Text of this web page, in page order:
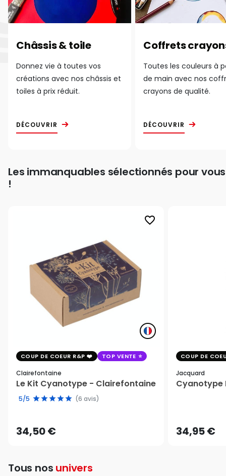
Châssis & toile
Donnez vie à toutes vos
créations avec nos châssis et
toiles à prix réduit.
DÉCOUVRIR
Coffrets
Toutes les couleurs à
de main avec nos
crayons de qualité.
DÉCOUVRIR
Les immanquables sélectionnés pour vous
!
favorite_border
COUP DE COEUR R&P TOP VENTE
Clairefontaine
Le Kit Cyanotype - Clairefontaine
5/5 (6 avis)
34,50 €
COUP DE
Jacquard
Cyanotype
34,95 €
Tous nos univers